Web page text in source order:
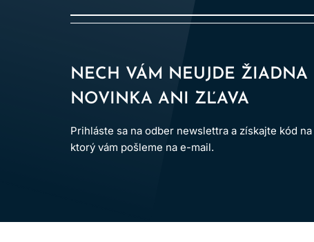
NECH VÁM NEUJDE ŽIADNA
NOVINKA ANI ZĽAVA
Prihláste sa na odber newslettra a získajte kód na
ktorý vám pošleme na e-mail.